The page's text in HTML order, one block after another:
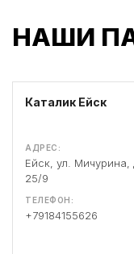
НАШИ
Каталик Ейск
АДРЕС:
Ейск, ул. Мичурина,
25/9
ТЕЛЕФОН:
+79184155626